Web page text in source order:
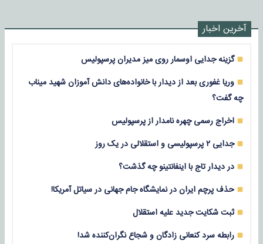
آخرین اخبار
گزینه جدایی اوسمار روی میز مدیران پرسپولیس
وریا غفوری بعد از دیدار با خانواده‌های دانش آموزان شهید میناب
چه گفت؟
اخراج رسمی چهره نامدار از پرسپولیس
جدایی ۲ پرسپولیسی و استقلالی در یک روز
در دیدار تاج با اینفانتینو چه گذشت؟
حذف پرچم ایران در نمایشگاه جام جهانی در سیاتل آمریکا!
ثبت شکایت جدید علیه استقلال
رابطه سرد کنعانی زادگان و شجاع نگران‌کننده شد!